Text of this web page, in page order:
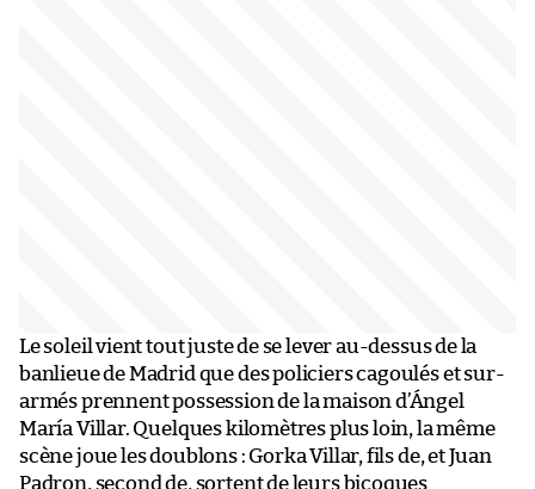
Le soleil vient tout juste de se lever au-dessus de la
banlieue de Madrid que des policiers cagoulés et sur-
armés prennent possession de la maison d’Ángel
María Villar. Quelques kilomètres plus loin, la même
scène joue les doublons : Gorka Villar, fils de, et Juan
Padron, second de, sortent de leurs bicoques